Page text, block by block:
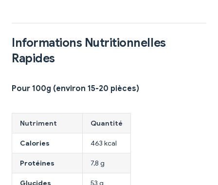
Informations Nutritionnelles
Rapides
Pour 100g (environ 15-20 pièces)
Nutriment Quantité
Calories 463 kcal
Protéines 7,8 g
Glucides 53 g